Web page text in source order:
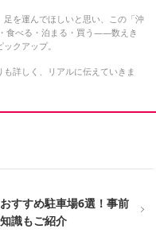
を運んでほしいと思い、この「沖
食べる・泊まる・買う――数えき
クアップ。
詳しく、リアルに伝えていきま
すすめ駐車場6選！事前
識もご紹介